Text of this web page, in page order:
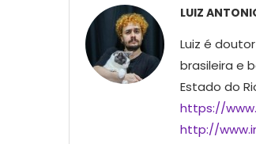
LUIZ
Luiz é
brasileira e
Estado do
https://
http://